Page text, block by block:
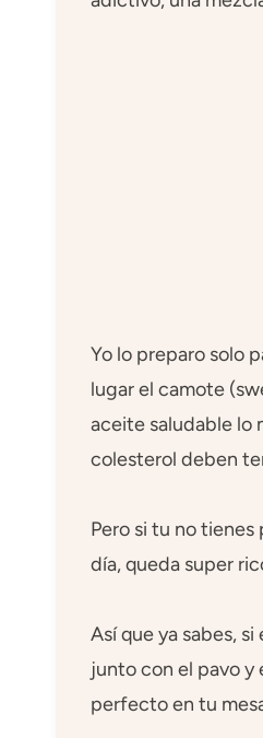
Yo lo preparo solo
lugar el camote
aceite saludable lo
colesterol deben
Pero si tu no
día, queda super
Así que ya sabes,
junto con el pavo y
perfecto en tu